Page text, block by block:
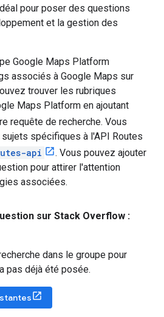
pour poser des questions
et la gestion des
Google Maps Platform
associés à Google Maps sur
trouver les rubriques
Maps Platform en ajoutant
requête de recherche. Vous
spécifiques à l'API Routes
api
. Vous pouvez ajouter
pour attirer l'attention
associées.
sur Stack Overflow :
dans le groupe pour
pas déjà été posée.